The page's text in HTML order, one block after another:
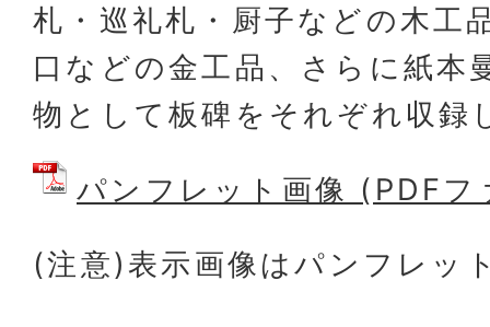
札・巡礼札・厨子などの木工
口などの金工品、さらに紙本
物として板碑をそれぞれ収録
パンフレット画像 (PDF
(注意)表示画像はパンフレッ